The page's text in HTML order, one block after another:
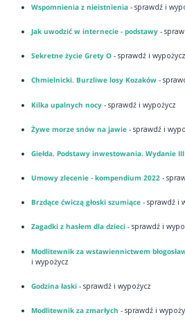
Wspomnienia z nieistnienia - sprawdź i
Jak uwodzić w internecie - podstawy-
Sekretne życie Grety O- sprawdź i wypożycz
Chmielnicki. Burzliwe losy Kozaków-
Kilka upalnych nocy- sprawdź i wypożycz
Żywe morze snów na jawie - sprawdź i
Giełda. Podstawy inwestowania. Wydanie
Umowy zlecenie - kompendium 2022 -
Brzdące ćwiczą głoski szumiące- sprawdź i
Zagadki z hasłem dla dzieci- sprawdź i
Modlitewnik za wstawiennictwem
i wypożycz
Godzina łaski - sprawdź i wypożycz
Modlitewnik za zmarłych - sprawdź i